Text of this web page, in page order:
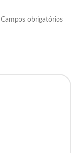
Campos obrigatórios